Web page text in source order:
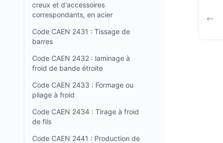
creux et d'accessoires
correspondants, en acier
Code CAEN 2431 : Tissage de
barres
Code CAEN 2432 : laminage à
froid de bande étroite
Code CAEN 2433 : Formage ou
pliage à froid
Code CAEN 2434 : Tirage à froid
de fils
Code CAEN 2441 : Production de